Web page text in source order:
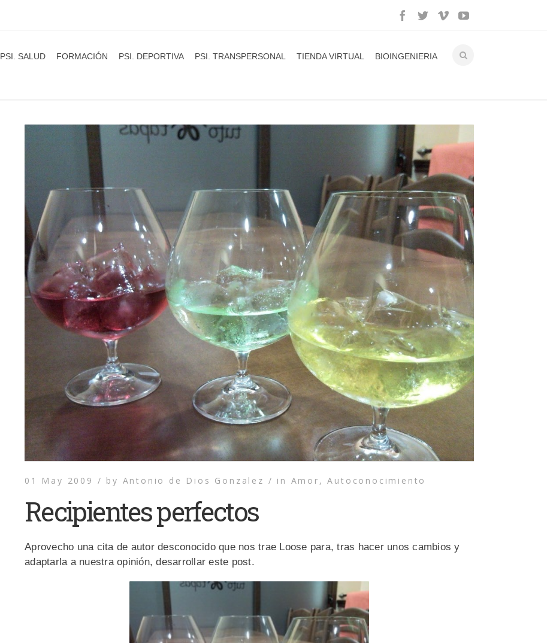
PSI. SALUD FORMACIÓN PSI. DEPORTIVA PSI. TRANSPERSONAL TIENDA VIRTUAL BIOINGENIERIA
01 May 2009 / by Antonio de Dios Gonzalez / in Amor ,Autoconocimiento
Recipientes perfectos
Aprovecho una cita de autor desconocido que nos trae Loose para, tras hacer unos cambios y
adaptarla a nuestra opinión, desarrollar este post.